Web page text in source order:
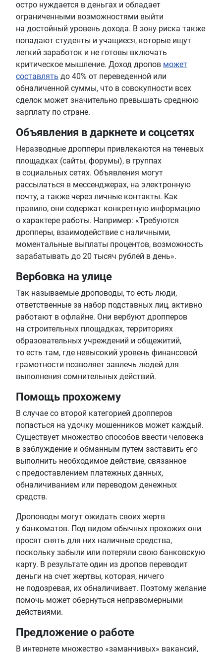
остро нуждается в деньгах и обладает
ограниченными возможностями выйти
на достойный уровень дохода. В зону риска также
попадают студенты и учащиеся, которые ищут
легкий заработок и не готовы включать
критическое мышление. Доход дропов может
составлять до 40% от переведенной или
обналиченной суммы, что в совокупности всех
сделок может значительно превышать среднюю
зарплату по стране.
Объявления в даркнете и соцсетях
Неразводные дропперы привлекаются на теневых
площадках (сайты, форумы), в группах
в социальных сетях. Объявления могут
рассылаться в мессенджерах, на электронную
почту, а также через личные контакты. Как
правило, они содержат конкретную информацию
о характере работы. Например: «Требуются
дропперы, взаимодействие с наличными,
моментальные выплаты процентов, возможность
зарабатывать до 20 тысяч рублей в день».
Вербовка на улице
Так называемые дроповоды, то есть люди,
ответственные за набор подставных лиц, активно
работают в офлайне. Они вербуют дропперов
на строительных площадках, территориях
образовательных учреждений и общежитий,
то есть там, где невысокий уровень финансовой
грамотности позволяет завлечь людей для
выполнения сомнительных действий.
Помощь прохожему
В случае со второй категорией дропперов
попасться на удочку мошенников может каждый.
Существует множество способов ввести человека
в заблуждение и обманным путем заставить его
выполнить необходимое действие, связанное
с предоставлением платежных данных,
обналичиванием или переводом денежных
средств.
Дроповоды могут ожидать своих жертв
у банкоматов. Под видом обычных прохожих они
просят снять для них наличные средства,
поскольку забыли или потеряли свою банковскую
карту. В результате один из дропов переводит
деньги на счет жертвы, которая, ничего
не подозревая, их обналичивает. Поэтому желание
помочь может обернуться неправомерными
действиями.
Предложение о работе
В интернете множество «заманчивых» вакансий,